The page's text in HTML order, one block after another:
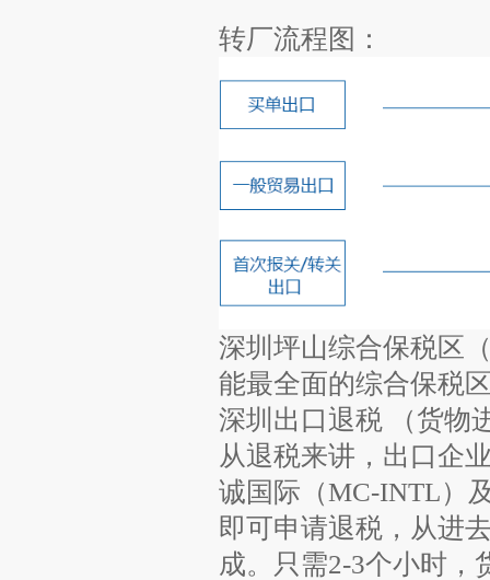
转厂流程图：
深圳坪山综合保税区
能最全面的综合保税
深圳出口退税 （货物
从退税来讲，出口企
诚国际（MC-INTL）
即可申请退税，从进
成。只需2-3个小时，